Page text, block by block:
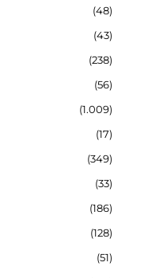
48
43
238
56
1.009
17
349
33
186
128
51